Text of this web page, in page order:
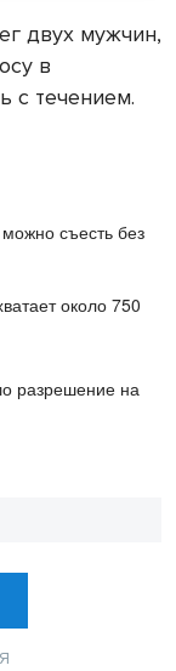
двух мужчин,
в
с течением.
съесть без
около 750
разрешение на